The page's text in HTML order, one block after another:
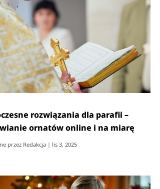
rozwiązania dla parafii –
ornatów online i na miarę
przez Redakcja | lis 3, 2025